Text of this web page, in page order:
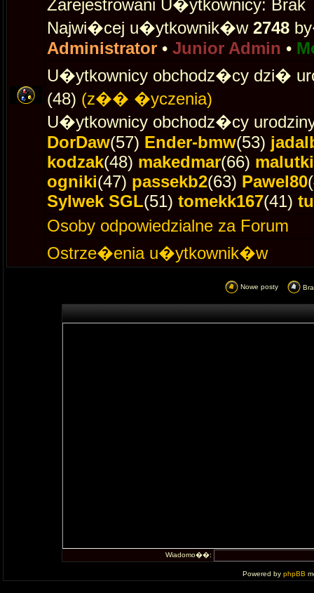
Zarejestrowani U�ytkownicy: Brak
Najwi�cej u�ytkownik�w 2748
Administrator • Junior Admin •
U�ytkownicy obchodz�cy dzi�
(48) (z�� �yczenia)
U�ytkownicy obchodz�cy
DorDaw(57) Ender-bmw(53)
kodzak(48) makedmar(66)
ogniki(47) passekb2(63) Pawel80
Sylwek SGL(51) tomekk167(41)
Osoby odpowiedzialne za Forum
Ostrze�enia u�ytkownik�w
Nowe posty
Wiadomo��:
Powered by phpBB